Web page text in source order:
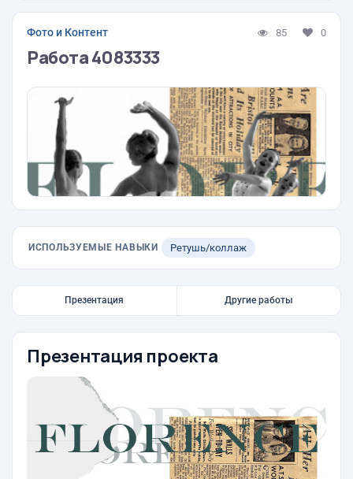
Фото и Контент 85 0
Работа 4083333
ИСПОЛЬЗУЕМЫЕ НАВЫКИ Ретушь/коллаж
Презентация Другие работы
Презентация проекта